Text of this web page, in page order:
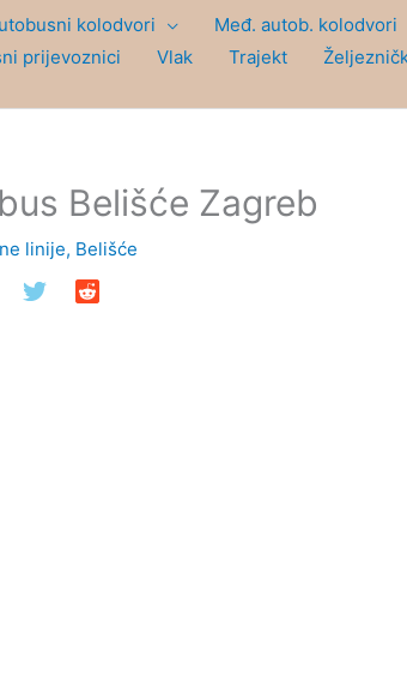
kolodvori Međ. autob. kolodvori
prijevoznici Vlak Trajekt
Belišće Zagreb
linije, Belišće